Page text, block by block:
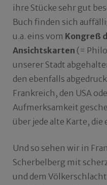
ihre Stücke sehr gut
Buch finden sich
u.a. eins vom Kongreß
Ansichtskarten (=
unserer Stadt
den ebenfalls
Frankreich, den USA
Aufmerksamkeit
über jede alte Karte,
Und so sehen wir in
Scherbelberg mit
und dem